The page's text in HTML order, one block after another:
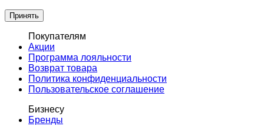
Принять
Покупателям
Акции
Программа лояльности
Возврат товара
Политика конфиденциальности
Пользовательское соглашение
Бизнесу
Бренды